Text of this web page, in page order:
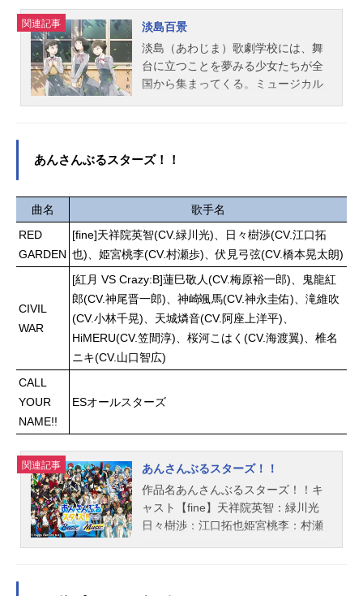
載）監督：谷東シリーズ構成・脚
ン：福地友樹サブキャラクターデザ
イン：谷川亮介 杉村友和プロップ
デザイン：杉村友和美術監督：西山
正紀色彩設計...
エミリースチュアート：郁原ゆう大
神環：稲川英里北上麗花：平山笑美
北沢志保：雨宮天木下ひなた：田村
奈央高坂海美：上田麗奈桜守歌織：
香里有佐佐竹美奈子：大関英里篠宮
花：小岩井ことり徳川まつり：諏訪
末柄里恵中谷育：原嶋あかり永吉
昴：斉藤佑圭七尾百合子：伊藤美来
二階堂千鶴：野村香菜子野々原茜：
小笠原早紀箱崎星梨花：麻倉もも馬
場このみ：髙橋ミナミ福田のり子：
浜崎奈々舞浜歩：戸田めぐみ真壁瑞
希：阿部里果松田亜利沙：村川梨衣
宮尾美也：桐谷蝶々望月杏奈：夏川
椎菜百瀬莉緒：山口立花子矢吹可
奈：木戸衣...
関連記事
淡島百景
淡島（あわじま）歌劇学校には、舞
台に立つことを夢みる少女たちが全
国から集まってくる。ミュージカル
を放つ、美しき特待生の絵美。彼女
がえのない日々が、人物の視点を変
え、交錯しながらゆるやかに繋がっ
ていく。今を生きる少女たちの、
瑞々しく鮮烈な青春グラフィティ。
作品名淡島百景放送形態TVアニメス
ケジュール2026年4月9日（木）～20
26年6月25日（木）フジテレビにて
話数全12話キャスト田畑若菜：中林
新夏竹原絹枝：大地葉上田良子：茅
野愛衣岡部絵美：藤原夏海伊吹桂
加那藤沢江里：清水理沙雅楽川静
田邦彦シリーズ構成：中⻄やすひろ
美術監督：中村豪希色彩設計：大野
春恵撮影監督：酒井淳子音楽：小畑
貴裕アニメーション制作：マッドハ
ウス主題歌OP：「bluehour」HanaH
あんさんぶるスターズ！！
曲名
歌手名
RED
GARDEN
[fine]天祥院英智(CV.緑川光)、日々樹渉(CV.江口拓
也)、姫宮桃李(CV.村瀬歩)、伏見弓弦(CV.橋本晃太朗)
CIVIL
WAR
[紅月 VS Crazy:B]蓮巳敬人(CV.梅原裕一郎)、鬼龍紅
郎(CV.神尾晋一郎)、神崎颯馬(CV.神永圭佑)、滝維吹
(CV.小林千晃)、天城燐音(CV.阿座上洋平)、
HiMERU(CV.笠間淳)、桜河こはく(CV.海渡翼)、椎名
ニキ(CV.山口智広)
CALL
YOUR
NAME!!
ESオールスターズ
関連記事
あんさんぶるスターズ！！
作品名あんさんぶるスターズ！！キ
ャスト【fine】天祥院英智：緑川光
日々樹渉：江口拓也姫宮桃李：村瀬